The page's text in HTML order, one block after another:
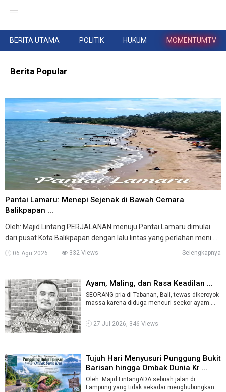
BERITA UTAMA POLITIK HUKUM MOMENTUMTV
Berita Popular
Pantai Lamaru: Menepi Sejenak di Bawah Cemara
Balikpapan ...
Oleh: Majid Lintang PERJALANAN menuju Pantai Lamaru dimulai
dari pusat Kota Balikpapan dengan lalu lintas yang perlahan meni ...
06 Agu 2026 332 Views Selengkapnya
Ayam, Maling, dan Rasa Keadilan ...
SEORANG pria di Tabanan, Bali, tewas dikeroyok
massa karena diduga mencuri seekor ayam.
27 Jul 2026, 346 Views
Tujuh Hari Menyusuri Punggung Bukit
Barisan hingga Ombak Dunia Kr ...
Oleh: Majid LintangADA sebuah jalan di
Lampung yang tidak sekadar menghubungkan